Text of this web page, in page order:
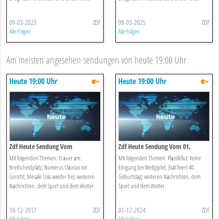
09-03-2025 ZDF
Alle Folgen
08-03-2025 ZDF
Alle Folgen
Am meisten angesehen sendungen von heute 19:00 Uhr
Heute 19:00 Uhr
Zdf Heute Sendung Vom
19.12.2017
Mit folgenden Themen: Trauer am
Breitscheidplatz; Numerus Clausus vor
Gericht; Mesale Tolu wieder frei; weiteren
Nachrichten, dem Sport und dem Wetter.
19-12-2017 ZDF
Heute 19:00 Uhr
Zdf Heute Sendung Vom 01.
Dezember 2024
Mit folgenden Themen: Plastikflut: Keine
Einigung bei Weltgipfel; 3sat feiert 40.
Geburtstag; weiteren Nachrichten, dem
Sport und dem Wetter.
01-12-2024 ZDF